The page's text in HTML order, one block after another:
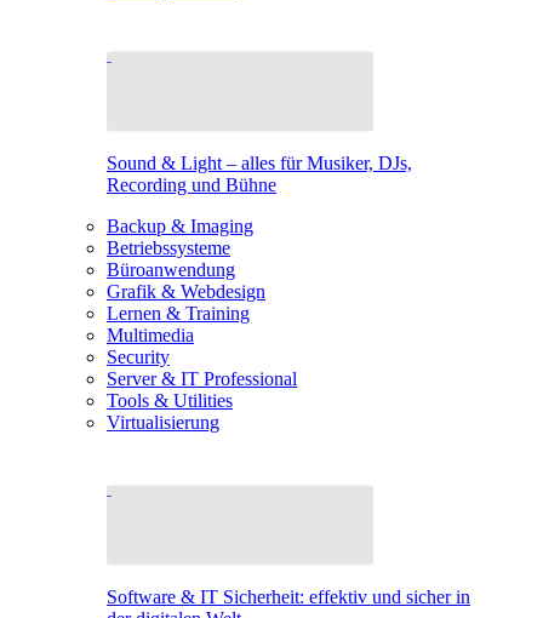
Sound & Light – alles für Musiker, DJs,
Recording und Bühne
Backup & Imaging
Betriebssysteme
Büroanwendung
Grafik & Webdesign
Lernen & Training
Multimedia
Security
Server & IT Professional
Tools & Utilities
Virtualisierung
Software & IT Sicherheit: effektiv und sicher in